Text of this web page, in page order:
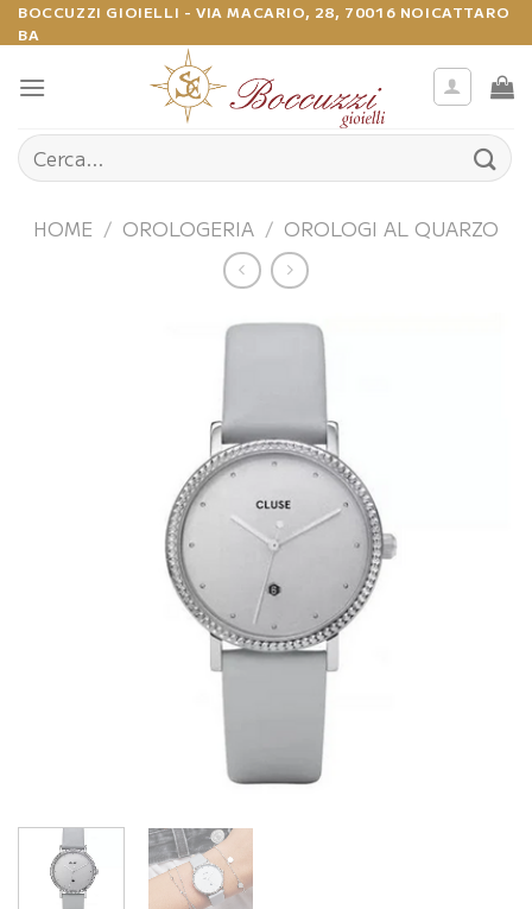
Salta
ai
contenuti
BOCCUZZI GIOIELLI - VIA MACARIO, 28, 70016 NOICATTARO
BA
Cerca:
HOME / OROLOGERIA / OROLOGI AL QUARZO